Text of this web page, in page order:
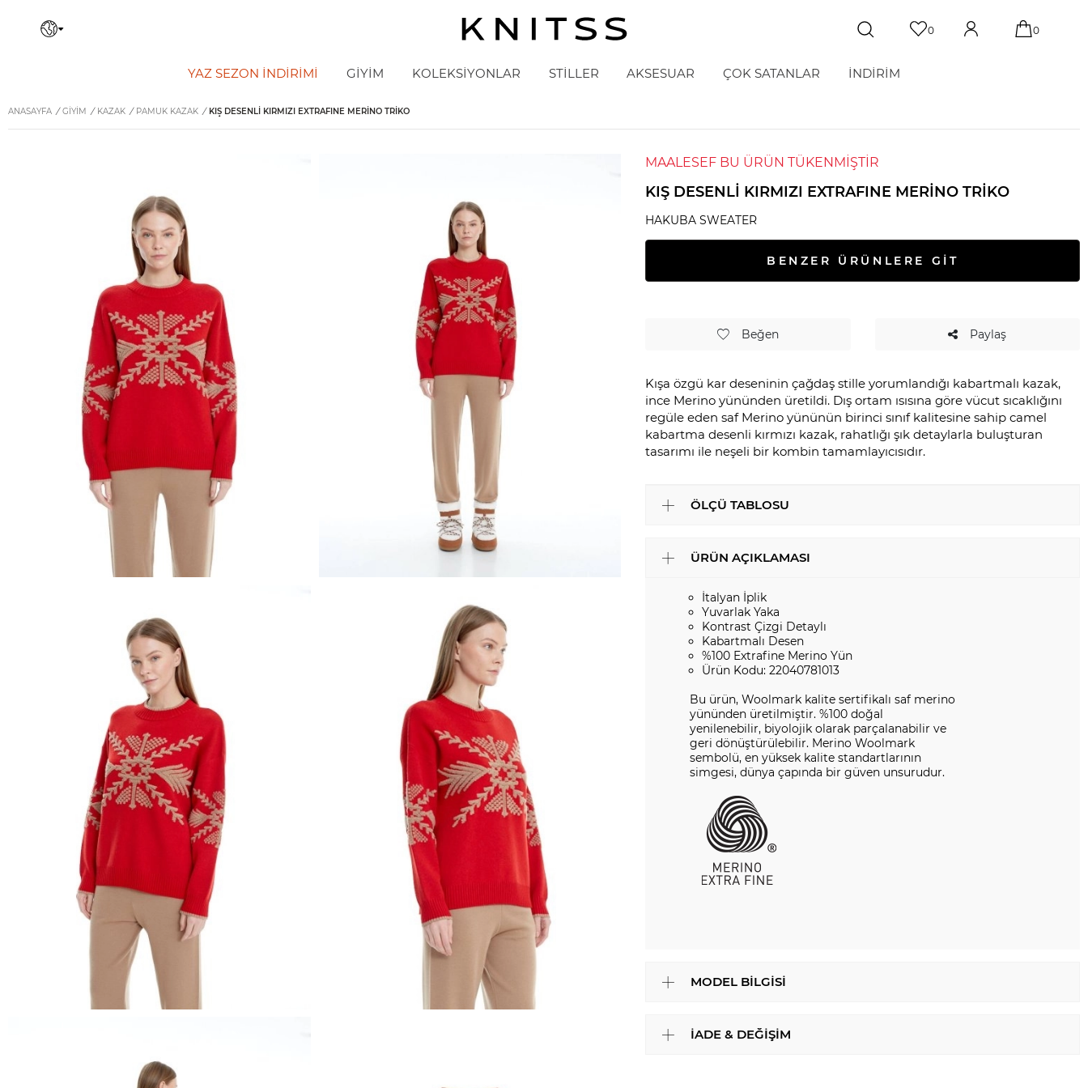
0 0
YAZ SEZON İNDIRIMI GİYİM KOLEKSİYONLAR STİLLER AKSESUAR ÇOK SATANLAR İNDİRİM
ANASAYFA / GİYİM / KAZAK / PAMUK KAZAK / KIŞ DESENLI KIRMIZI EXTRAFINE MERINO TRIKO
MAALESEF BU ÜRÜN TÜKENMİŞTİR
KIŞ DESENLI KIRMIZI EXTRAFINE MERINO TRIKO
HAKUBA SWEATER
BENZER ÜRÜNLERE GİT
Beğen Paylaş
Kışa özgü kar deseninin çağdaş stille yorumlandığı kabartmalı kazak,
ince Merino yününden üretildi. Dış ortam ısısına göre vücut sıcaklığını
regüle eden saf Merino yününün birinci sınıf kalitesine sahip camel
kabartma desenli kırmızı kazak, rahatlığı şık detaylarla buluşturan
tasarımı ile neşeli bir kombin tamamlayıcısıdır.
ÖLÇÜ TABLOSU
ÜRÜN AÇIKLAMASI
İtalyan İplik
Yuvarlak Yaka
Kontrast Çizgi Detaylı
Kabartmalı Desen
%100 Extrafine Merino Yün
Ürün Kodu: 22040781013
Bu ürün, Woolmark kalite sertifikalı saf merino
yününden üretilmiştir. %100 doğal
yenilenebilir, biyolojik olarak parçalanabilir ve
geri dönüştürülebilir. Merino Woolmark
sembolü, en yüksek kalite standartlarının
simgesi, dünya çapında bir güven unsurudur.
MODEL BILGISI
İADE & DEĞIŞIM